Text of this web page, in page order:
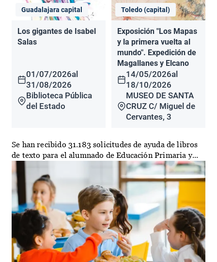
Guadalajara capital
Los gigantes de Isabel
Salas
01/07/2026al
31/08/2026
Biblioteca Pública
del Estado
Toledo (capital)
Exposición "Los Mapas
y la primera vuelta al
mundo". Expedición de
Magallanes y Elcano
14/05/2026al
18/10/2026
MUSEO DE SANTA
CRUZ C/ Miguel de
Cervantes, 3
Se han recibido 31.183 solicitudes de ayuda de libros
de texto para el alumnado de Educación Primaria y...